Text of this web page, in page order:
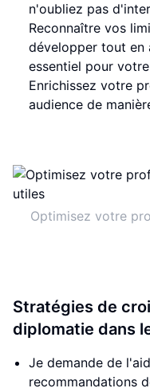
n'oubliez pas
Reconnaître vos
développer tout en
essentiel pour
Enrichissez votre
audience de
Optimisez votre
Stratégies de
diplomatie dans
Je demande de
recommandations